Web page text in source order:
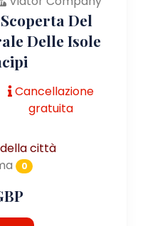
Del
Delle Isole
Cancellazione
gratuita
città
0